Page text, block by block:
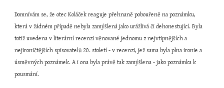
Domnívám se, že otec Koláček reaguje přehnaně pobouřeně na poznámku,
která v žádném případě nebyla zamýšlená jako urážlivá či dehonestující. Byla
totiž uvedena v literární recenzi věnované jednomu z nejvtipnějších a
nejironičtějších spisovatelů 20. století - v recenzi, jež sama byla plna ironie a
úsměvných poznámek. A i ona byla právě tak zamýšlena - jako poznámka k
pousmání.